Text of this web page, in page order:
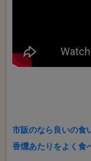
市販のなら良いの食
香燻あたりをよく食